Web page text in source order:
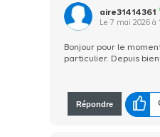
aire31414361
Le 7 mai 2026 à
Bonjour pour le
particulier. Depuis
Répondre